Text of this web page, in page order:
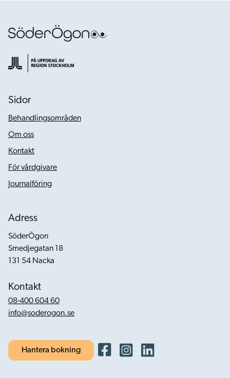
Sidor
Behandlingsområden
Om oss
Kontakt
För vårdgivare
Journalföring
Adress
SöderÖgon
Smedjegatan 18
131 54 Nacka
Kontakt
08-400 604 60
info@soderogon.se
Hantera bokning